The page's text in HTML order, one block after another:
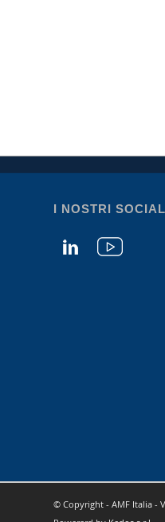
I NOSTRI SOCIAL
© Copyright - AMF Italia -